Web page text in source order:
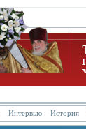
Интервью История